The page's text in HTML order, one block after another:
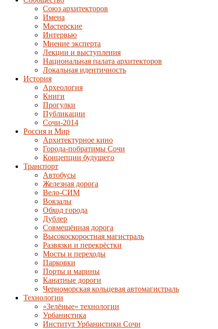
Союз архитекторов
Имена
Мастерские
Интервью
Мнение эксперта
Лекции и выступления
Национальная палата архитекторов
Локальная идентичность
История
Археология
Книги
Прогулки
Публикации
Сочи-2014
Россия и Мир
Архитектурное кино
Города-побратимы Сочи
Концепции будущего
Транспорт
Автобусы
Железная дорога
Вело-СИМ
Вокзалы
Обход города
Дублер
Совмещённая дорога
Высокоскоростная магистраль
Развязки и перекрёстки
Мосты и переходы
Парковки
Порты и марины
Канатные дороги
Черноморская кольцевая автомагистраль
Технологии
«Зелёные» технологии
Урбанистика
Институт Урбанистики Сочи